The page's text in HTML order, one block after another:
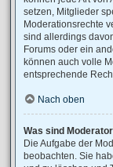
setzen, Mitglieder
Moderationsrechte
sind allerdings
Forums oder ein
können auch volle
entsprechende
Nach oben
Was sind
Die Aufgabe der
beobachten. Sie